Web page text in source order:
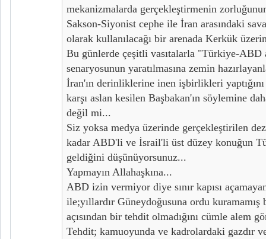
mekanizmalarda gerçekleştirmenin
Sakson-Siyonist cephe ile İran arasındaki
olarak kullanılacağı bir arenada Kerkük
Bu günlerde çeşitli vasıtalarla "Türkiye-ABD
senaryosunun yaratılmasına zemin
İran'ın derinliklerine inen işbirlikleri
karşı aslan kesilen Başbakan'ın söylemine
değil mi...
Siz yoksa medya üzerinde gerçekleştirilen
kadar ABD'li ve İsrail'li üst düzey konuğun
geldiğini düşünüyorsunuz...
Yapmayın Allahaşkına...
ABD izin vermiyor diye sınır kapısı
ile;yıllardır Güneydoğusuna ordu
açısından bir tehdit olmadığını cümle alem
Tehdit; kamuoyunda ve kadrolardaki gazdır ve